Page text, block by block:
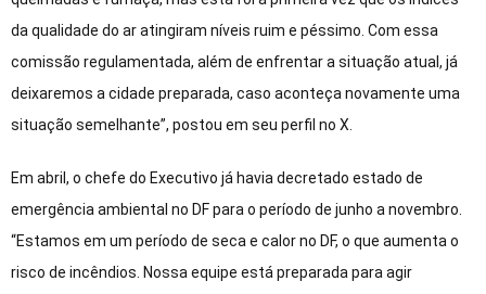
da qualidade do ar atingiram níveis ruim e péssimo. Com essa
comissão regulamentada, além de enfrentar a situação atual, já
deixaremos a cidade preparada, caso aconteça novamente uma
situação semelhante”, postou em seu perfil no X.
Em abril, o chefe do Executivo já havia decretado estado de
emergência ambiental no DF para o período de junho a novembro.
“Estamos em um período de seca e calor no DF, o que aumenta o
risco de incêndios. Nossa equipe está preparada para agir